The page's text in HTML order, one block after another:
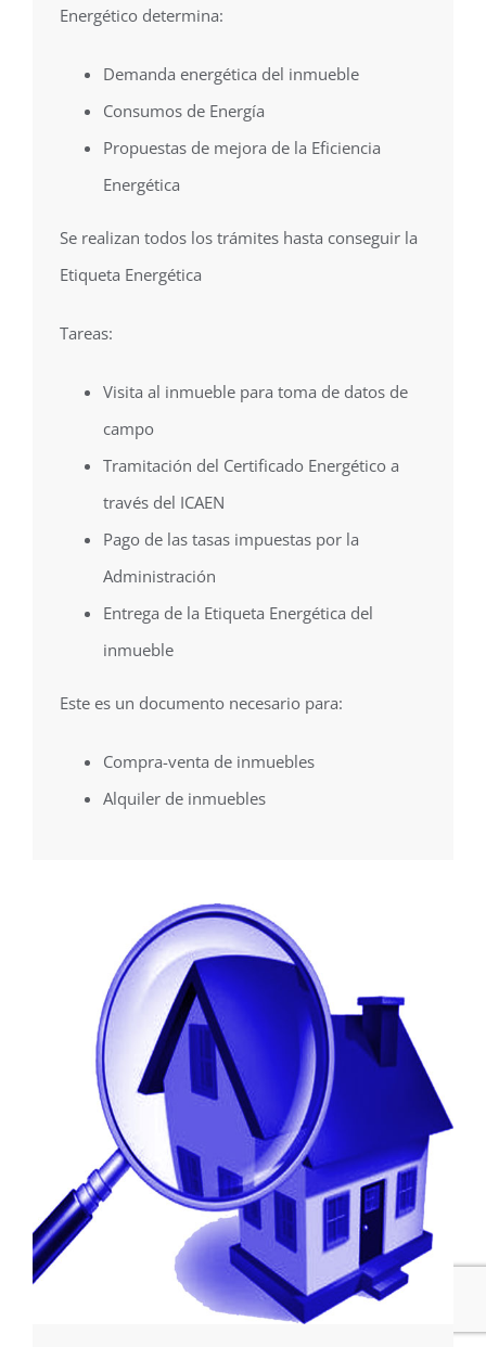
Energético determina:
Demanda energética del inmueble
Consumos de Energía
Propuestas de mejora de la Eficiencia
Energética
Se realizan todos los trámites hasta conseguir la
Etiqueta Energética
Tareas:
Visita al inmueble para toma de datos de
campo
Tramitación del Certificado Energético a
través del ICAEN
Pago de las tasas impuestas por la
Administración
Entrega de la Etiqueta Energética del
inmueble
Este es un documento necesario para:
Compra-venta de inmuebles
Alquiler de inmuebles